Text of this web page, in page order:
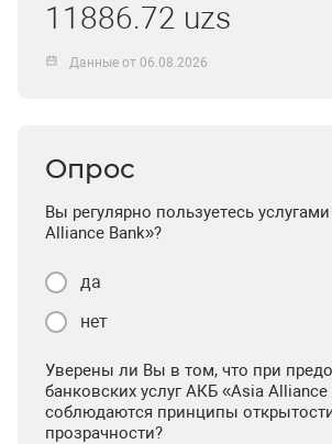
11886.72 uzs
Данные от 06.08.2026
Опрос
Вы регулярно пользуетесь
Alliance Bank»?
да
нет
Уверены ли Вы в том, что при
банковских услуг АКБ «Asia Alliance
соблюдаются принципы
прозрачности?